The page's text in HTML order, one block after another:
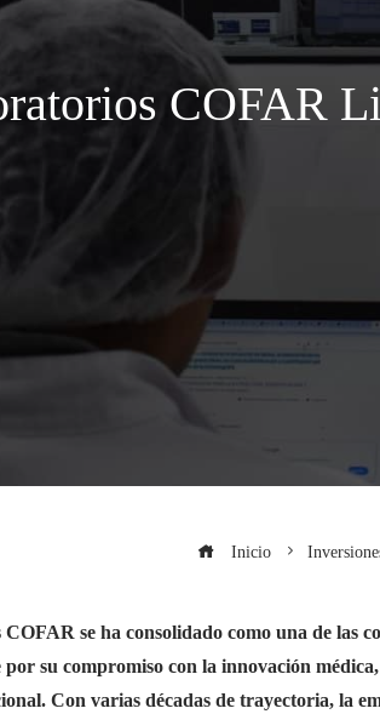
COFAR
Inicio
se ha consolidado como una de las
por su compromiso con la innovación
Con varias décadas de trayectoria, la